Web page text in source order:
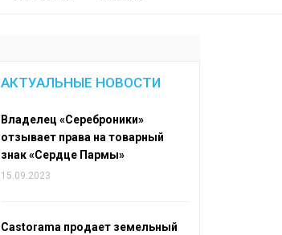
АКТУАЛЬНЫЕ НОВОСТИ
Владелец «Сереброники»
отзывает права на товарный
знак «Сердце Пармы»
15.09.2023
Castorama продает земельный